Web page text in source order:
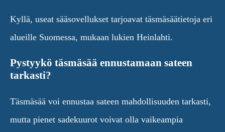
Kyllä, useat sääsovellukset tarjoavat täsmäsäätietoja eri
alueille Suomessa, mukaan lukien Heinlahti.
Pystyykö täsmäsää ennustamaan sateen
tarkasti?
Täsmäsää voi ennustaa sateen mahdollisuuden tarkasti,
mutta pienet sadekuurot voivat olla vaikeampia